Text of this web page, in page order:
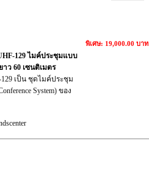
129 ไมค์ประชุมแบบ
ว 60 เซนติเมตร
129 เป็น ชุดไมค์ประชุม
System) ของ
พิเศษ: 19,000.00 บาท